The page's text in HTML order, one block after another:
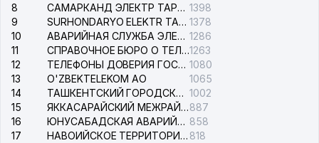
8
САМАРКАНД ЭЛЕКТР ТАРМОКЛАРИ АО 1398
9
SURHONDARYO ELEKTR TARMOKLARI АО 1378
10
АВАРИЙНАЯ СЛУЖБА ЭЛЕКТРОСЕТИ ТАШКЕНТСКОГО РАЙОНА 1286
11
СПРАВОЧНОЕ БЮРО О ТЕЛЕФОНАХ ОРГАНИЗАЦИЙ г. ТАШКЕНТА1263
12
ТЕЛЕФОНЫ ДОВЕРИЯ ГОСУДАРСТВЕННОГО ЦЕНТРА ТЕСТИРОВАНИЯ 1080
13
O'ZBEKTELEKOM АО
1065
14
ТАШКЕНТСКИЙ ГОРОДСКОЙ СУД ПО ГРАЖДАНСКИМ ДЕЛАМ 1002
15
ЯККАСАРАЙСКИЙ МЕЖРАЙОННЫЙ СУД ПО ГРАЖДАНСКИМ ДЕЛАМ887
16
ЮНУСАБАДСКАЯ АВАРИЙНАЯ СЛУЖБА ЭЛЕКТРОСЕТИ 858
17
НАВОИЙСКОЕ ТЕРРИТОРИАЛЬНОЕ ПРЕДПРИЯТИЕ ЭЛЕКТРОСЕТИ АО 818